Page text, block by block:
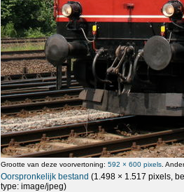
Grootte van deze voorvertoning: 592 × 600 pixels.
Oorspronkelijk bestand (1.498 × 1.517 pixels,
type: image/jpeg)